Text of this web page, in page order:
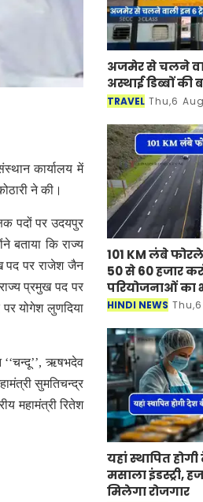
कार्यालय में
ने की।
पदों पर उदयपुर
बताया कि राज्य
पद पर राजेश जैन
प्रमुख पद पर
योगेश लुणदिया
ऋषभदेव
सुमतिचन्द्र
महामंत्री रितेश
अजमेर से चलने
अस्थाई डिब्बों की
TRAVEL Thu,6
101 KM लंबे
50 से 60 हजार
परियोजनाओं का
HINDI NEWS
यहां स्थापित
मसाला इंडस्ट्री,
मिलेगा रोजगार